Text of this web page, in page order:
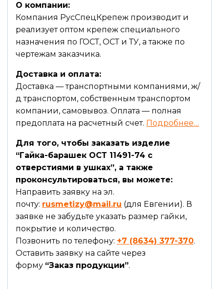
О компании:
Компания РусСпецКрепеж производит и
реализует оптом крепеж специального
назначения по ГОСТ, ОСТ и ТУ, а также по
чертежам заказчика.
Доставка и оплата:
Доставка — транспортными компаниями, ж/
д транспортом, собственным транспортом
компании, самовывоз. Оплата — полная
предоплата на расчетный счет. Подробнее…
Для того, чтобы заказать изделие
“Гайка-барашек ОСТ 11491-74 с
отверстиями в ушках”, а также
проконсультироваться, вы можете:
Направить заявку на эл.
почту: rusmetizy@mail.ru (для Евгении). В
заявке не забудьте указать размер гайки,
покрытие и количество.
Позвонить по телефону: +7 (8634) 377-370.
Оставить заявку на сайте через
форму “Заказ продукции”.